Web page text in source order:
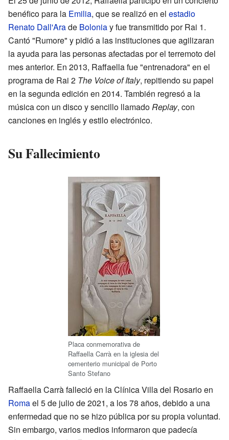
benéfico para la Emilia, que se realizó en el estadio
Renato Dall'Arade Boloniay fue transmitido por Rai 1.
Cantó "Rumore" y pidió a las instituciones que agilizaran
la ayuda para las personas afectadas por el terremoto del
mes anterior. En 2013, Raffaella fue "entrenadora" en el
programa de Rai 2 The Voice of Italy, repitiendo su papel
en la segunda edición en 2014. También regresó a la
música con un disco y sencillo llamadoReplay, con
canciones en inglés y estilo electrónico.
Su Fallecimiento
Placa conmemorativa de
Raffaella Carrà en la iglesia del
cementerio municipal de Porto
Santo Stefano
Raffaella Carrà falleció en la Clínica Villa del Rosario en
Romael 5 de julio de 2021, a los 78 años, debido a una
enfermedad que no se hizo pública por su propia voluntad.
Sin embargo, varios medios informaron que padecía